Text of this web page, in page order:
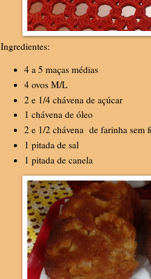
Ingredientes:
4 a 5 maças médias
4 ovos M/L
2 e 1/4 chávena de açúcar
1 chávena de óleo
2 e 1/2 chávena de farinha sem
1 pitada de sal
1 pitada de canela